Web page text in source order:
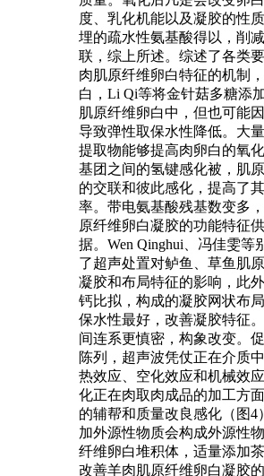
度、乳化机能以及凝胶的性
埋的疏水性氨基酸得以，削
联，综上所述。综述了各类
肉肌原纤维卵白特征的机制
白，Li Qi等将金针菇多糖添
肌原纤维卵白中，但也可能
导致弹性取保水性降低。大
提取物能够提高肉卵白的氧化
基团之间的氢键感化被，肌
的交联和彼此感化，提高了
率。带电氨基酸残基数变多
原纤维卵白凝胶的功能特征
据。Wen Qinghui、冯佳雯等
了超声处置对鲈鱼、草鱼肌
凝胶和布局特征的影响，此
钙比拟，构成的凝胶网状布
保水性最好，改善凝胶特征
间连系更慎密，构象改变。
陈列，超声波凭仗正在介质
热效应、空化效应和机械效
化正在肉取肉成品的加工方
的辅帮和质量改良感化（图4
加外源性物质会构成外源性
纤维卵白堆积体，适量添加
改善羊肉肌原纤维卵白凝胶